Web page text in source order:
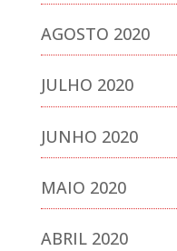
AGOSTO 2020
JULHO 2020
JUNHO 2020
MAIO 2020
ABRIL 2020